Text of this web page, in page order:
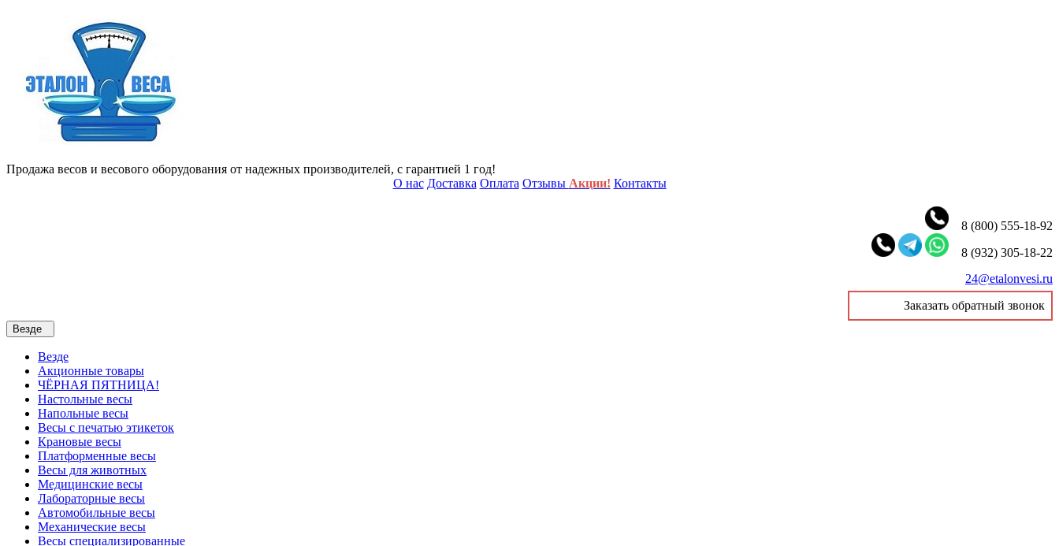
Продажа весов и весового оборудования от надежных производителей, с гарантией 1 год!
О нас Доставка Оплата Отзывы Акции! Контакты
8 (800) 555-18-92
8 (932) 305-18-22
24@etalonvesi.ru
Заказать обратный звонок
Везде
Везде
Акционные товары
ЧЁРНАЯ ПЯТНИЦА!
Настольные весы
Напольные весы
Весы с печатью этикеток
Крановые весы
Платформенные весы
Весы для животных
Медицинские весы
Лабораторные весы
Автомобильные весы
Механические весы
Весы специализированные